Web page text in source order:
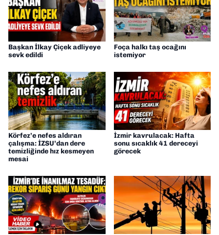
Başkan İlkay Çiçek adliyeye
sevk edildi
Foça halkı taş ocağını
istemiyor
Körfez’e nefes aldıran
çalışma: İZSU’dan dere
temizliğinde hız kesmeyen
mesai
İzmir kavrulacak: Hafta
sonu sıcaklık 41 dereceyi
görecek